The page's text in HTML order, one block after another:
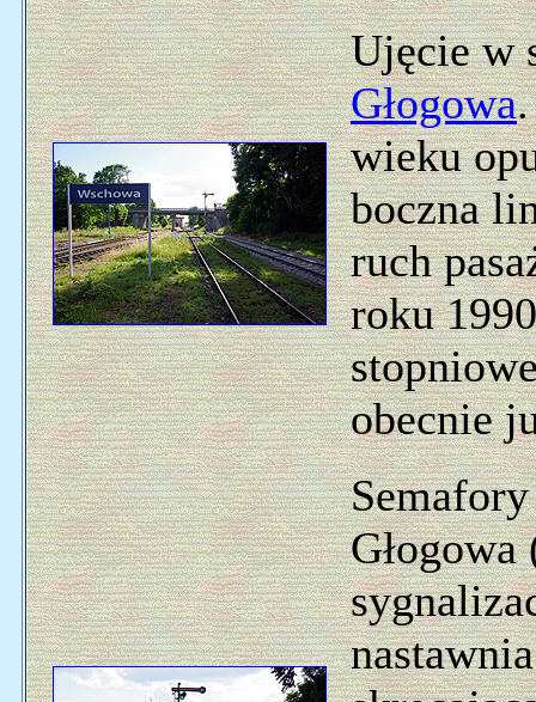
Ujęcie w
Głogowa
wieku
boczna
ruch
roku
obecnie